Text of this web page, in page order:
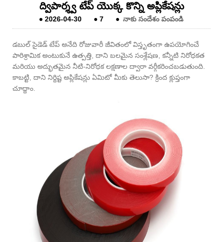
ద్విపార్శ్వ టేప్ యొక్క కొన్ని అప్లికేషన్లు
● 2026-04-30 ● 7 ● నాకు సందేశం పంపండి
డబుల్ సైడెడ్ టేప్ అనేది రోజువారీ జీవితంలో విస్తృతంగా ఉపయోగించే
పారిశ్రామిక అంటుకునే ఉత్పత్తి, దాని బలమైన సంశ్లేషణ, కన్నీటి నిరోధకత
మరియు అద్భుతమైన నీటి-నిరోధక లక్షణాల ద్వారా వర్గీకరించబడుతుంది.
కాబట్టి, దాని నిర్దిష్ట అప్లికేషన్లు ఏమిటో మీకు తెలుసా? క్రింద క్లుప్తంగా
చూద్దాం.